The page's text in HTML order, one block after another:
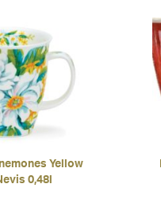
Yellow
0,48l